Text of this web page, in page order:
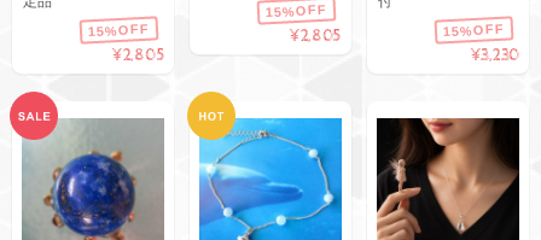
15%OFF
¥2,805
15%OFF
¥2,805 15%OFF
¥3,230